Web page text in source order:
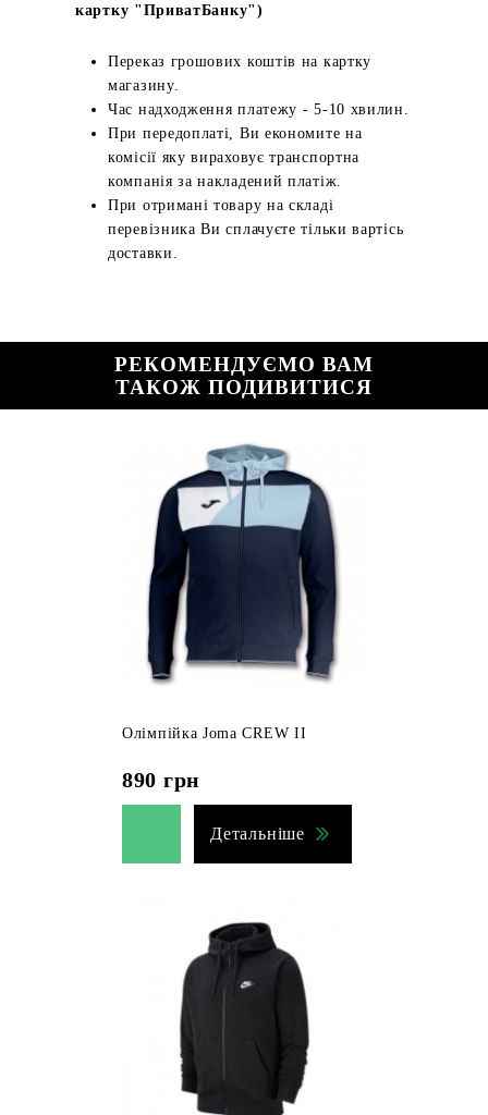
картку "ПриватБанку")
Переказ грошових коштів на картку
магазину.
Час надходження платежу - 5-10 хвилин.
При передоплаті, Ви економите на
комісії яку вираховує транспортна
компанія за накладений платіж.
При отримані товару на складі
перевізника Ви сплачуєте тільки вартісь
доставки.
РЕКОМЕНДУЄМО ВАМ
ТАКОЖ ПОДИВИТИСЯ
Олімпійка Joma CREW II
890 грн
Детальніше